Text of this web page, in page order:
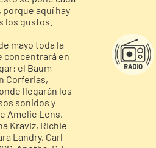
porque aquí hay
los gustos.
mayo toda la
concentrará en
el Baum
Corferias,
llegarán los
sonidos y
Amelie Lens,
Kraviz, Richie
Landry, Carl